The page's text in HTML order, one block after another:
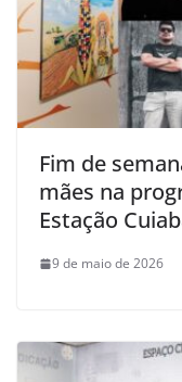
Fim de
mães na
Estação
9 de maio de 2026